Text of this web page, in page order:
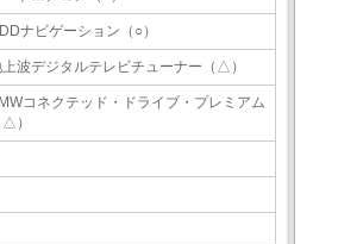
ナビゲーション（○）
波デジタルテレビチューナー（△）
コネクテッド・ドライブ・プレミアム
△）